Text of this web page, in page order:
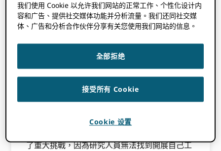
ORCID 已獲得 Leona M. 和 Harry B. Helmsley
慈善信託基金授予的為期 18 個月的 3 萬美元贈
和技術整合 ORCID （開放研究員和貢獻者）標
識符，通過人員擴充、區域研討會和本地化成員
技術支持。
實現數字學術交流
ORCID 是一個非營利組織，旨在解決學術交流
了重大挑戰，因為研究人員無法找到開展自己工
我们使用 Cookie 以允许我们网站的正常工作、个性化设计内
容和广告、提供社交媒体功能并分析流量。我们还同社交媒
体、广告和分析合作伙伴分享有关您使用我们网站的信息。
全部拒绝
接受所有 Cookie
Cookie 设置